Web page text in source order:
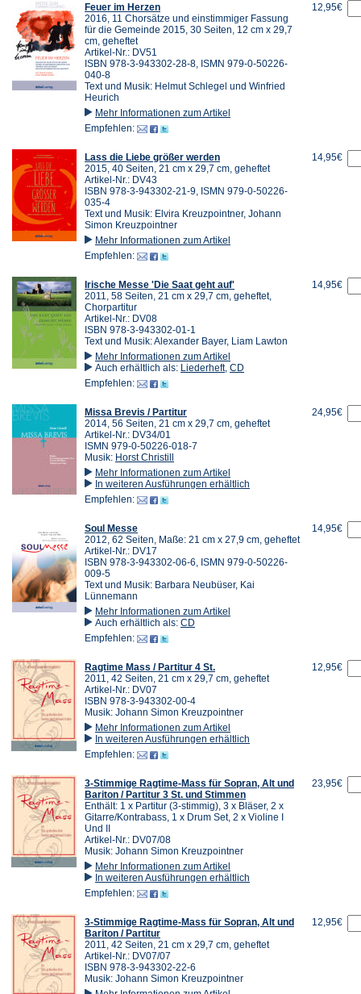
Feuer im Herzen
2016, 11 Chorsätze und einstimmiger Fassung
für die Gemeinde 2015, 30 Seiten, 12 cm x 29,7
cm, geheftet
Artikel-Nr.: DV51
ISBN 978-3-943302-28-8, ISMN 979-0-50226-
040-8
Text und Musik: Helmut Schlegel und Winfried
Heurich
Mehr Informationen zum Artikel
Empfehlen:
12,95€
Lass die Liebe größer werden
2015, 40 Seiten, 21 cm x 29,7 cm, geheftet
Artikel-Nr.: DV43
ISBN 978-3-943302-21-9, ISMN 979-0-50226-
035-4
Text und Musik: Elvira Kreuzpointner, Johann
Simon Kreuzpointner
Mehr Informationen zum Artikel
Empfehlen:
14,95€
Irische Messe 'Die Saat geht auf'
2011, 58 Seiten, 21 cm x 29,7 cm, geheftet,
Chorpartitur
Artikel-Nr.: DV08
ISBN 978-3-943302-01-1
Text und Musik: Alexander Bayer, Liam Lawton
Mehr Informationen zum Artikel
Auch erhältlich als: Liederheft, CD
Empfehlen:
14,95€
Missa Brevis / Partitur
2014, 56 Seiten, 21 cm x 29,7 cm, geheftet
Artikel-Nr.: DV34/01
ISMN 979-0-50226-018-7
Musik: Horst Christill
Mehr Informationen zum Artikel
In weiteren Ausführungen erhältlich
Empfehlen:
24,95€
Soul Messe
2012, 62 Seiten, Maße: 21 cm x 27,9 cm, geheftet
Artikel-Nr.: DV17
ISBN 978-3-943302-06-6, ISMN 979-0-50226-
009-5
Text und Musik: Barbara Neubüser, Kai
Lünnemann
Mehr Informationen zum Artikel
Auch erhältlich als: CD
Empfehlen:
14,95€
Ragtime Mass / Partitur 4 St.
2011, 42 Seiten, 21 cm x 29,7 cm, geheftet
Artikel-Nr.: DV07
ISBN 978-3-943302-00-4
Musik: Johann Simon Kreuzpointner
Mehr Informationen zum Artikel
In weiteren Ausführungen erhältlich
Empfehlen:
12,95€
3-Stimmige Ragtime-Mass für Sopran, Alt und
Bariton / Partitur 3 St. und Stimmen
Enthält: 1 x Partitur (3-stimmig), 3 x Bläser, 2 x
Gitarre/Kontrabass, 1 x Drum Set, 2 x Violine I
Und II
Artikel-Nr.: DV07/08
Musik: Johann Simon Kreuzpointner
Mehr Informationen zum Artikel
In weiteren Ausführungen erhältlich
Empfehlen:
23,95€
3-Stimmige Ragtime-Mass für Sopran, Alt und
Bariton / Partitur
2011, 42 Seiten, 21 cm x 29,7 cm, geheftet
Artikel-Nr.: DV07/07
ISBN 978-3-943302-22-6
Musik: Johann Simon Kreuzpointner
12,95€